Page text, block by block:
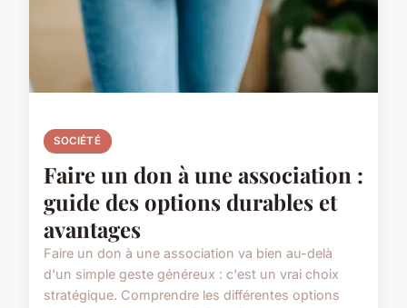
SOCIÉTÉ
Faire un don à une association :
guide des options durables et
avantages
Faire un don à une association va bien au-delà
d'un simple geste généreux : c'est un vrai choix
stratégique. Comprendre les différentes options